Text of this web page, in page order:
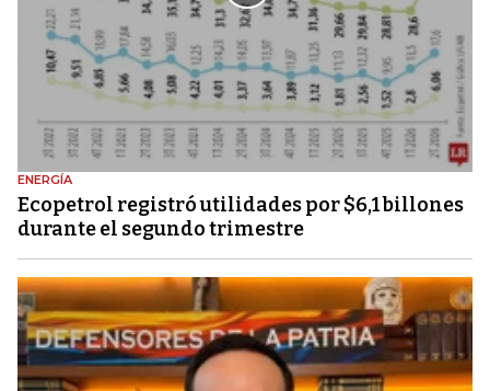
ENERGÍA
Ecopetrol registró utilidades por $6,1 billones
durante el segundo trimestre